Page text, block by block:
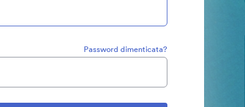
Password dimenticata?